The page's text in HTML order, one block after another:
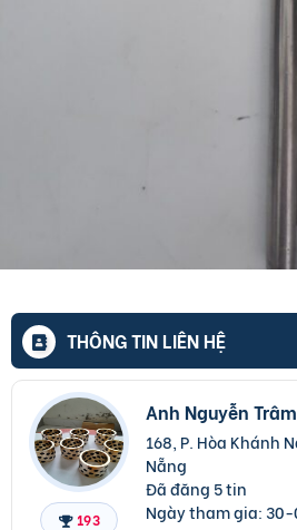
THÔNG TIN LIÊN HỆ
193
Anh Nguyễn Trâm
168, P. Hòa Khánh
Nẵng
Đã đăng 5 tin
Ngày tham gia: 30-